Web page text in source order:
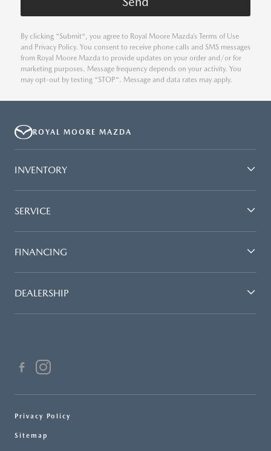
By clicking "Submit", you agree to Royal Moore Mazda’s Terms of Use
and Privacy Policy. You consent to receive phone calls and SMS messages
from Royal Moore Mazda to provide updates on your order and/or for
marketing purposes. Message frequency depends on your activity. You
may opt-out by texting "STOP". Message and data rates may apply.
ROYAL MOORE MAZDA
INVENTORY
SERVICE
FINANCING
DEALERSHIP
Privacy Policy
Sitemap